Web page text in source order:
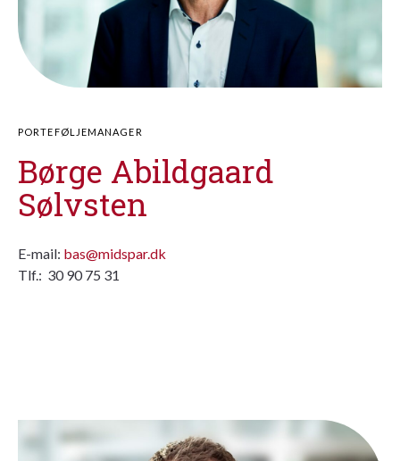
PORTEFØLJEMANAGER
Børge Abildgaard
Sølvsten
E-mail: bas@midspar.dk
Tlf.: 30 90 75 31